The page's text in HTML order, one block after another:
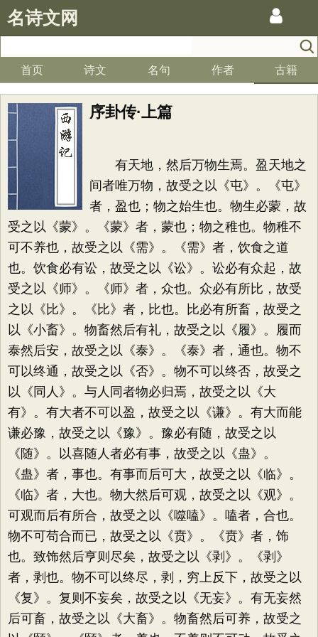
名诗文网
首页 诗文 名句 作者 古籍
序卦传·上篇
有天地，然后万物生焉。盈天地之
间者唯万物，故受之以《屯》。《屯》
者，盈也；物之始生也。物生必蒙，故
受之以《蒙》。《蒙》者，蒙也；物之稚也。物稚不
可不养也，故受之以《需》。《需》者，饮食之道
也。饮食必有讼，故受之以《讼》。讼必有众起，故
受之以《师》。《师》者，众也。众必有所比，故受
之以《比》。《比》者，比也。比必有所畜，故受之
以《小畜》。物畜然后有礼，故受之以《履》。履而
泰然后安，故受之以《泰》。《泰》者，通也。物不
可以终通，故受之以《否》。物不可以终否，故受之
以《同人》。与人同者物必归焉，故受之以《大
有》。有大者不可以盈，故受之以《谦》。有大而能
谦必豫，故受之以《豫》。豫必有随，故受之以
《随》。以喜随人者必有事，故受之以《蛊》。
《蛊》者，事也。有事而后可大，故受之以《临》。
《临》者，大也。物大然后可观，故受之以《观》。
可观而后有所合，故受之以《噬嗑》。嗑者，合也。
物不可苟合而已，故受之以《贲》。《贲》者，饰
也。致饰然后亨则尽矣，故受之以《剥》。《剥》
者，剥也。物不可以终尽，剥，穷上反下，故受之以
《复》。复则不妄矣，故受之以《无妄》。有无妄然
后可畜，故受之以《大畜》。物畜然后可养，故受之